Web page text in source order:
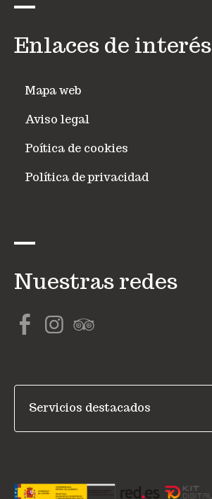
Enlaces de interés
Mapa web
Aviso legal
Poítica de cookies
Política de privacidad
Nuestras redes